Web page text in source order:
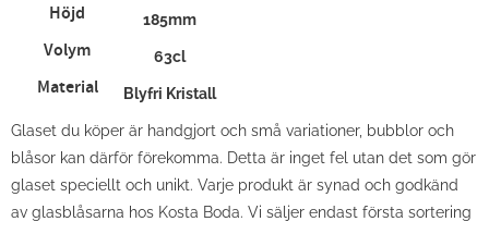
Höjd 185mm
Volym 63cl
Material
Blyfri Kristall
Glaset du köper är handgjort och små variationer, bubblor och
blåsor kan därför förekomma. Detta är inget fel utan det som gör
glaset speciellt och unikt. Varje produkt är synad och godkänd
av glasblåsarna hos Kosta Boda. Vi säljer endast första sortering